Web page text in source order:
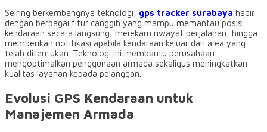
Seiring berkembangnya teknologi, gps tracker surabaya hadir
dengan berbagai fitur canggih yang mampu memantau posisi
kendaraan secara langsung, merekam riwayat perjalanan, hingga
memberikan notifikasi apabila kendaraan keluar dari area yang
telah ditentukan. Teknologi ini membantu perusahaan
mengoptimalkan penggunaan armada sekaligus meningkatkan
kualitas layanan kepada pelanggan.
Evolusi GPS Kendaraan untuk
Manajemen Armada